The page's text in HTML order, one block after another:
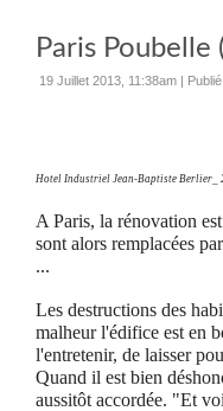
Paris Poubelle
19 Juillet 2013, 11:38am |
Hotel Industriel Jean-Baptiste Berlier_
A Paris, la rénovation
sont alors remplacées
...
Les destructions des
malheur l'édifice est en
l'entretenir, de laisser
Quand il est bien
aussitôt accordée. "Et